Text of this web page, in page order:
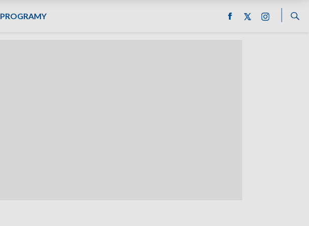
PROGRAMY